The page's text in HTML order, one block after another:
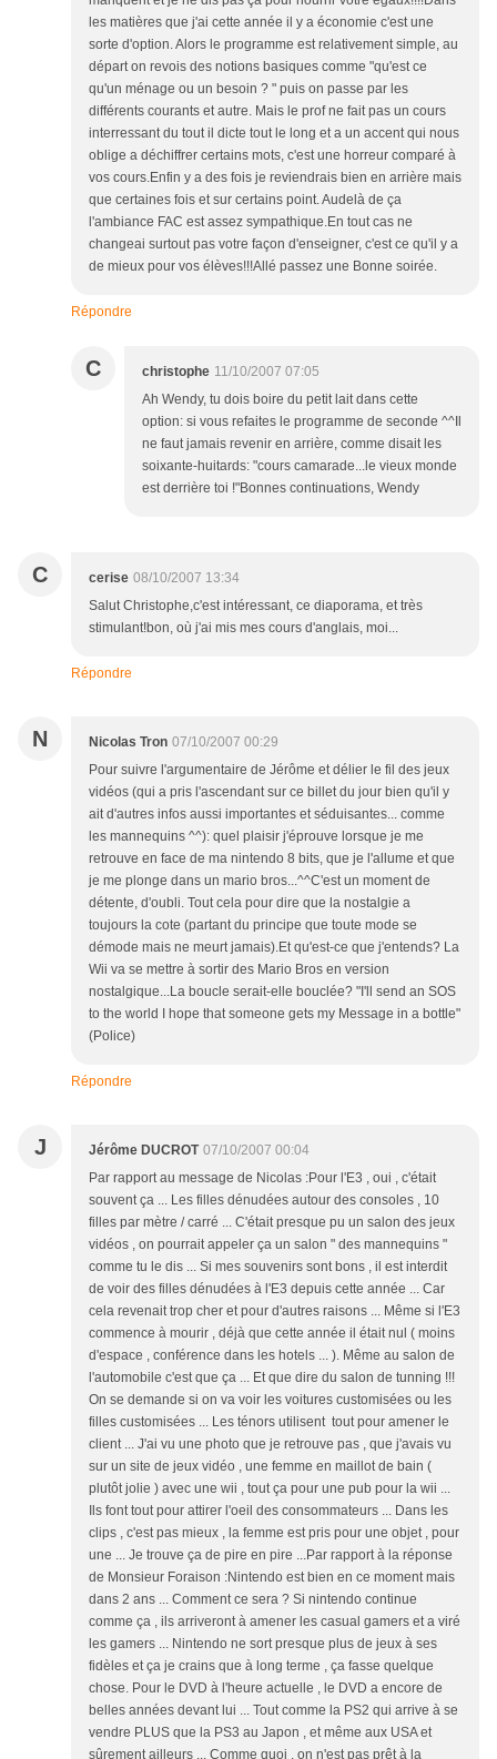
les matières que j'ai cette année il y a économie c'est une
sorte d'option. Alors le programme est relativement simple, au
départ on revois des notions basiques comme "qu'est ce
qu'un ménage ou un besoin ? " puis on passe par les
différents courants et autre. Mais le prof ne fait pas un cours
interressant du tout il dicte tout le long et a un accent qui nous
oblige a déchiffrer certains mots, c'est une horreur comparé à
vos cours.Enfin y a des fois je reviendrais bien en arrière mais
que certaines fois et sur certains point. Audelà de ça
l'ambiance FAC est assez sympathique.En tout cas ne
changeai surtout pas votre façon d'enseigner, c'est ce qu'il y a
de mieux pour vos élèves!!!Allé passez une Bonne soirée.
Répondre
C christophe 11/10/2007 07:05
Ah Wendy, tu dois boire du petit lait dans cette
option: si vous refaites le programme de seconde ^^Il
ne faut jamais revenir en arrière, comme disait les
soixante-huitards: "cours camarade...le vieux monde
est derrière toi !"Bonnes continuations, Wendy
C cerise 08/10/2007 13:34
Salut Christophe,c'est intéressant, ce diaporama, et très
stimulant!bon, où j'ai mis mes cours d'anglais, moi...
Répondre
N Nicolas Tron 07/10/2007 00:29
Pour suivre l'argumentaire de Jérôme et délier le fil des jeux
vidéos (qui a pris l'ascendant sur ce billet du jour bien qu'il y
ait d'autres infos aussi importantes et séduisantes... comme
les mannequins ^^): quel plaisir j'éprouve lorsque je me
retrouve en face de ma nintendo 8 bits, que je l'allume et que
je me plonge dans un mario bros...^^C'est un moment de
détente, d'oubli. Tout cela pour dire que la nostalgie a
toujours la cote (partant du principe que toute mode se
démode mais ne meurt jamais).Et qu'est-ce que j'entends? La
Wii va se mettre à sortir des Mario Bros en version
nostalgique...La boucle serait-elle bouclée? "I'll send an SOS
to the world I hope that someone gets my Message in a bottle"
(Police)
Répondre
J Jérôme DUCROT 07/10/2007 00:04
Par rapport au message de Nicolas :Pour l'E3 , oui , c'était
souvent ça ... Les filles dénudées autour des consoles , 10
filles par mètre / carré ... C'était presque pu un salon des jeux
vidéos , on pourrait appeler ça un salon " des mannequins "
comme tu le dis ... Si mes souvenirs sont bons , il est interdit
de voir des filles dénudées à l'E3 depuis cette année ... Car
cela revenait trop cher et pour d'autres raisons ... Même si l'E3
commence à mourir , déjà que cette année il était nul ( moins
d'espace , conférence dans les hotels ... ). Même au salon de
l'automobile c'est que ça ... Et que dire du salon de tunning !!!
On se demande si on va voir les voitures customisées ou les
filles customisées ... Les ténors utilisent tout pour amener le
client ... J'ai vu une photo que je retrouve pas , que j'avais vu
sur un site de jeux vidéo , une femme en maillot de bain (
plutôt jolie ) avec une wii , tout ça pour une pub pour la wii ...
Ils font tout pour attirer l'oeil des consommateurs ... Dans les
clips , c'est pas mieux , la femme est pris pour une objet , pour
une ... Je trouve ça de pire en pire ...Par rapport à la réponse
de Monsieur Foraison :Nintendo est bien en ce moment mais
dans 2 ans ... Comment ce sera ? Si nintendo continue
comme ça , ils arriveront à amener les casual gamers et a viré
les gamers ... Nintendo ne sort presque plus de jeux à ses
fidèles et ça je crains que à long terme , ça fasse quelque
chose. Pour le DVD à l'heure actuelle , le DVD a encore de
belles années devant lui ... Tout comme la PS2 qui arrive à se
vendre PLUS que la PS3 au Japon , et même aux USA et
sûrement ailleurs ... Comme quoi , on n'est pas prêt à la